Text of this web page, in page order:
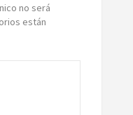
no será
están